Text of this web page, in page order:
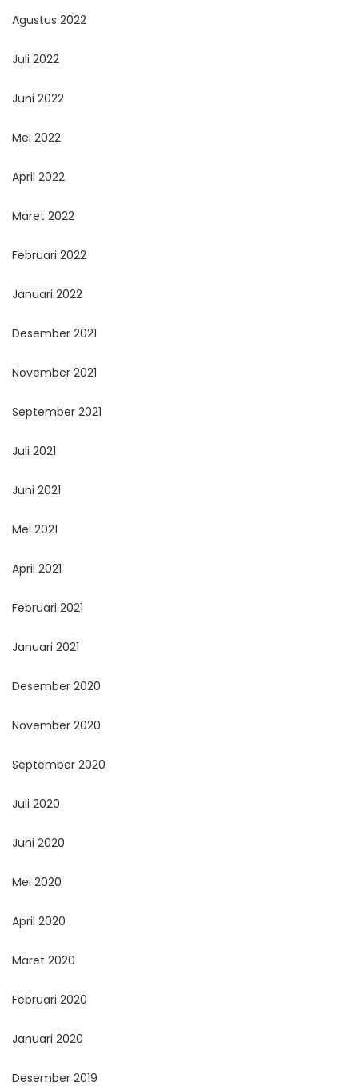
Agustus 2022
Juli 2022
Juni 2022
Mei 2022
April 2022
Maret 2022
Februari 2022
Januari 2022
Desember 2021
November 2021
September 2021
Juli 2021
Juni 2021
Mei 2021
April 2021
Februari 2021
Januari 2021
Desember 2020
November 2020
September 2020
Juli 2020
Juni 2020
Mei 2020
April 2020
Maret 2020
Februari 2020
Januari 2020
Desember 2019